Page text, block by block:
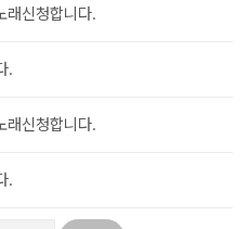
래신청합니다.
.
래신청합니다.
.